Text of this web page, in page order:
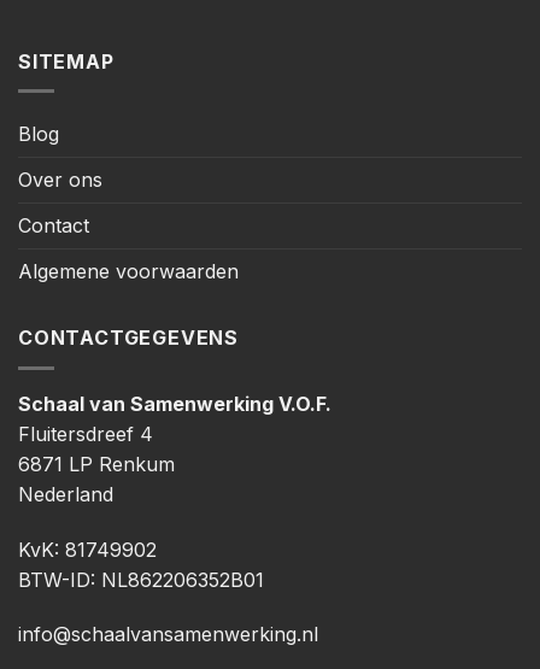
SITEMAP
Blog
Over ons
Contact
Algemene voorwaarden
CONTACTGEGEVENS
Schaal van Samenwerking V.O.F.
Fluitersdreef 4
6871 LP Renkum
Nederland
KvK: 81749902
BTW-ID: NL862206352B01
info@schaalvansamenwerking.nl